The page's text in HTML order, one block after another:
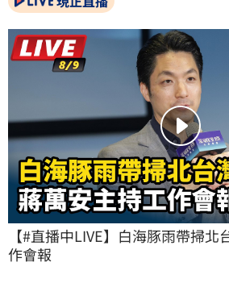
【#直播中LIVE】白海豚雨帶掃
作會報